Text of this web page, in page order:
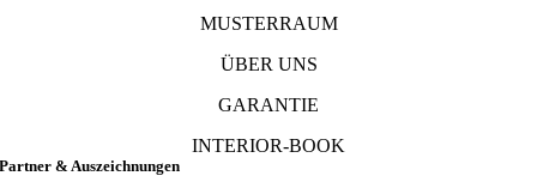
MUSTERRAUM
ÜBER UNS
GARANTIE
INTERIOR-BOOK
Partner & Auszeichnungen